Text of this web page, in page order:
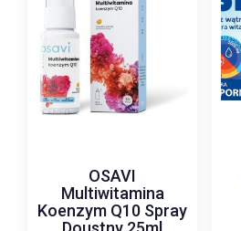
OSAVI
Multiwitamina
Koenzym Q10 Spray